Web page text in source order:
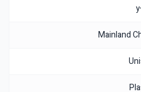
Mainland